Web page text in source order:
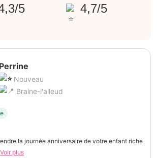
5 4,7/5
Perrine
Nouveau
Braine-l'alleud
la journée anniversaire de votre enfant riche
Voir plus